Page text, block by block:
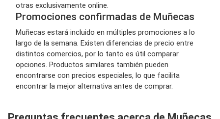
otras exclusivamente online.
Promociones confirmadas de Muñecas
Muñecas estará incluido en múltiples promociones a lo
largo de la semana. Existen diferencias de precio entre
distintos comercios, por lo tanto es útil comparar
opciones. Productos similares también pueden
encontrarse con precios especiales, lo que facilita
encontrar la mejor alternativa antes de comprar.